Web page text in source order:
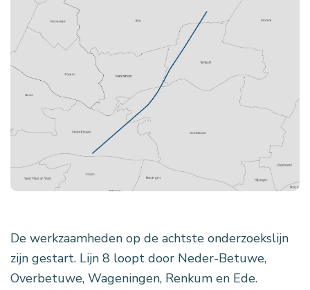
De werkzaamheden op de achtste onderzoekslijn
zijn gestart. Lijn 8 loopt door Neder-Betuwe,
Overbetuwe, Wageningen, Renkum en Ede.